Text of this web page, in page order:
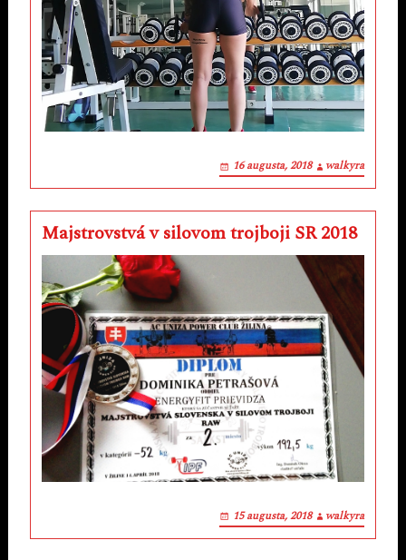
16 augusta, 2018 walkyra
Majstrovstvá v silovom trojboji SR 2018
15 augusta, 2018 walkyra